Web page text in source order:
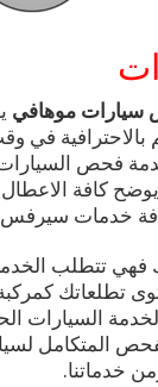
موهافي
في
فحص
كافة الاعطال
خدمات
فهي تتطلب
تطلعاتك كمركبة
السيارات
المتكامل
خدماتنا.